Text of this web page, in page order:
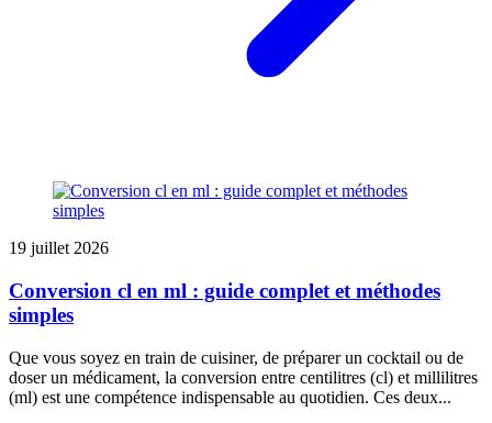
19 juillet 2026
Conversion cl en ml : guide complet et méthodes
simples
Que vous soyez en train de cuisiner, de préparer un cocktail ou de
doser un médicament, la conversion entre centilitres (cl) et millilitres
(ml) est une compétence indispensable au quotidien. Ces deux...